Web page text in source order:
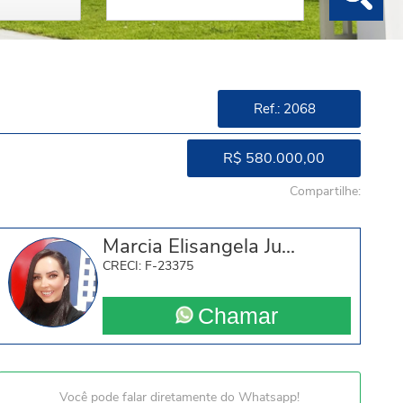
Ref.: 2068
R$ 580.000,00
Compartilhe:
Marcia Elisangela Ju...
CRECI: F-23375
Chamar
Você pode falar diretamente do Whatsapp!